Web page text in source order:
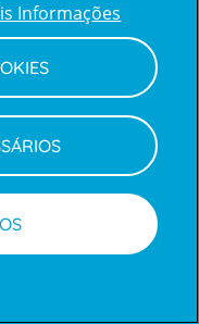
Privacidade e Cookies
Informações